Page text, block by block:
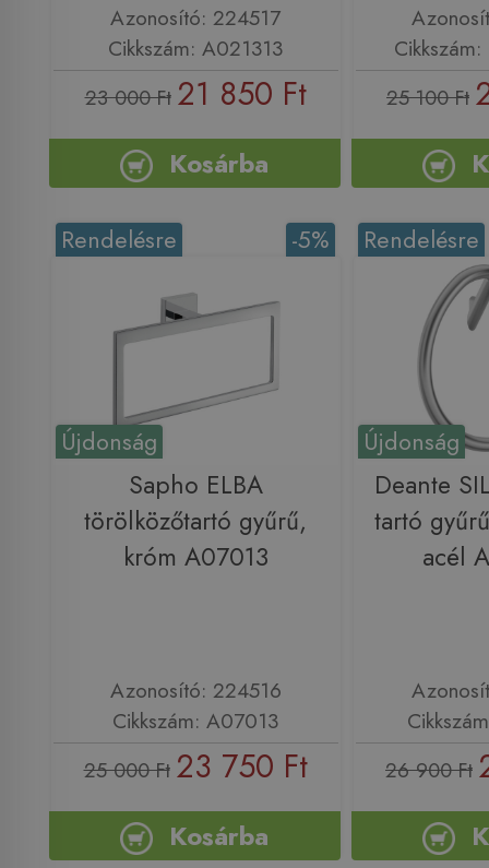
Azonosító: 224517
Cikkszám: A021313
23 000 Ft 21 850 Ft
Kosárba
25 100 Ft
Újdonság
-5%
Rendelésre
Sapho ELBA
törölközőtartó gyűrű,
króm A07013
Azonosító: 224516
Cikkszám: A07013
25 000 Ft 23 750 Ft
Kosárba
Újdonság
Rendelésre
Deante
tartó
acél
26 900 Ft